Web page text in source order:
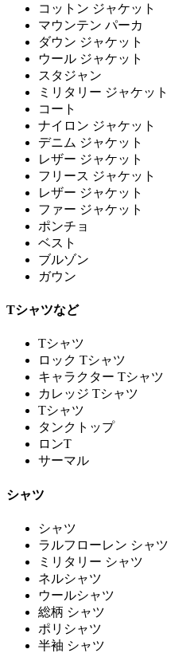
コットン ジャケット
マウンテン パーカ
ダウン ジャケット
ウール ジャケット
スタジャン
ミリタリー ジャケット
コート
ナイロン ジャケット
デニム ジャケット
レザー ジャケット
フリース ジャケット
レザー ジャケット
ファー ジャケット
ポンチョ
ベスト
ブルゾン
ガウン
Tシャツなど
Tシャツ
ロック Tシャツ
キャラクター Tシャツ
カレッジ Tシャツ
Tシャツ
タンクトップ
ロンT
サーマル
シャツ
シャツ
ラルフローレン シャツ
ミリタリー シャツ
ネルシャツ
ウールシャツ
総柄 シャツ
ポリシャツ
半袖 シャツ